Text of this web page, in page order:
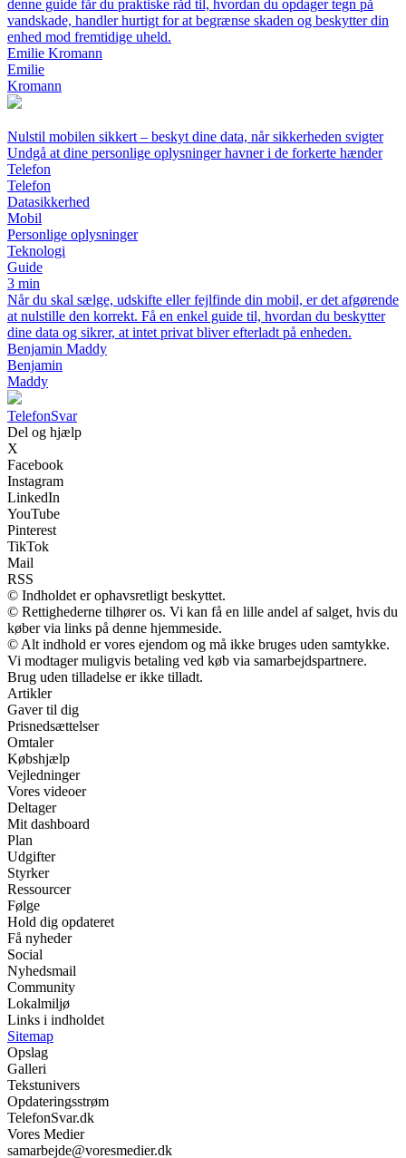
denne guide får du praktiske råd til, hvordan du opdager tegn på
vandskade, handler hurtigt for at begrænse skaden og beskytter din
enhed mod fremtidige uheld.
Emilie Kromann
Emilie
Kromann
Nulstil mobilen sikkert – beskyt dine data, når sikkerheden svigter
Undgå at dine personlige oplysninger havner i de forkerte hænder
Telefon
Telefon
Datasikkerhed
Mobil
Personlige oplysninger
Teknologi
Guide
3 min
Når du skal sælge, udskifte eller fejlfinde din mobil, er det afgørende
at nulstille den korrekt. Få en enkel guide til, hvordan du beskytter
dine data og sikrer, at intet privat bliver efterladt på enheden.
Benjamin Maddy
Benjamin
Maddy
TelefonSvar
Del og hjælp
X
Facebook
Instagram
LinkedIn
YouTube
Pinterest
TikTok
Mail
RSS
© Indholdet er ophavsretligt beskyttet.
© Rettighederne tilhører os. Vi kan få en lille andel af salget, hvis du
køber via links på denne hjemmeside.
© Alt indhold er vores ejendom og må ikke bruges uden samtykke.
Vi modtager muligvis betaling ved køb via samarbejdspartnere.
Brug uden tilladelse er ikke tilladt.
Artikler
Gaver til dig
Prisnedsættelser
Omtaler
Købshjælp
Vejledninger
Vores videoer
Deltager
Mit dashboard
Plan
Udgifter
Styrker
Ressourcer
Følge
Hold dig opdateret
Få nyheder
Social
Nyhedsmail
Community
Lokalmiljø
Links i indholdet
Sitemap
Opslag
Galleri
Tekstunivers
Opdateringsstrøm
TelefonSvar.dk
Vores Medier
samarbejde@voresmedier.dk